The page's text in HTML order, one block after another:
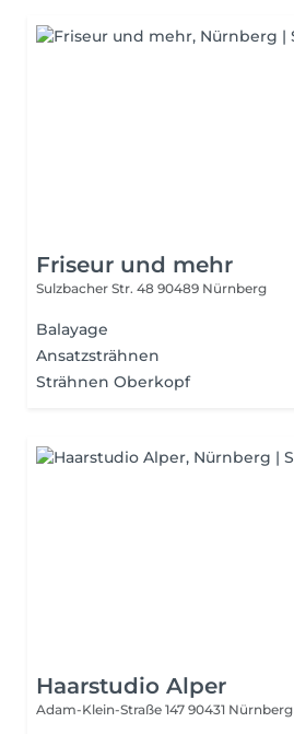
Friseur und mehr
Sulzbacher Str. 48 90489 Nürnberg
Balayage
Ansatzsträhnen
Strähnen Oberkopf
Haarstudio Alper
Adam-Klein-Straße 147 90431 Nürnberg